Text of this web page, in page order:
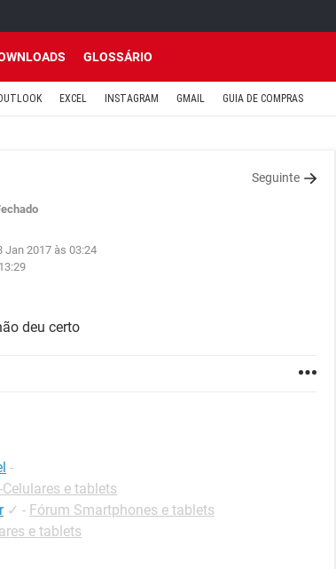
GLOSSÁRIO
EXCEL INSTAGRAM GMAIL GUIA DE COMPRAS
Seguinte
Jan 2017 às 03:24
deu certo
-
e tablets
✓ - Fórum Smartphones e tablets
e tablets